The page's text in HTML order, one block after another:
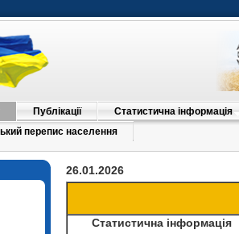
Публікації
Статистична інформація
перепис населення
26.01.2026
Статистична інформація